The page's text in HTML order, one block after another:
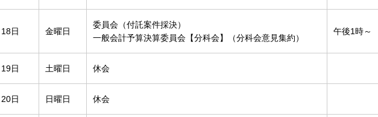
日 金曜日
委員会（付託案件採決）
一般会計予算決算委員会【分科会】（分科会意見集約）
午後1時～
日 土曜日 休会
日 日曜日 休会